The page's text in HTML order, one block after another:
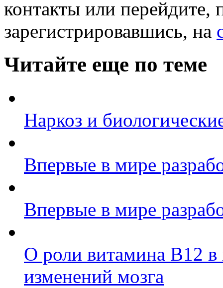
контакты или перейдите,
зарегистрировавшись, на
Читайте еще по теме
Наркоз и
Впервые в мире
Впервые в мире
О роли витамина B12 в
изменений мозга